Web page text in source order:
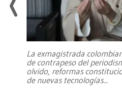
La exmagistrada
de contrapeso del
olvido, reformas
de nuevas tecnologías...